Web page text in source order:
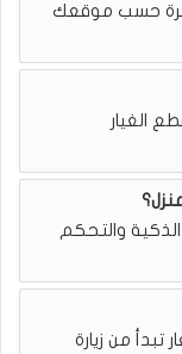
داخل النقرة حسب موقعك
الغيار
الذكية والتحكم
تبدأ من زيارة